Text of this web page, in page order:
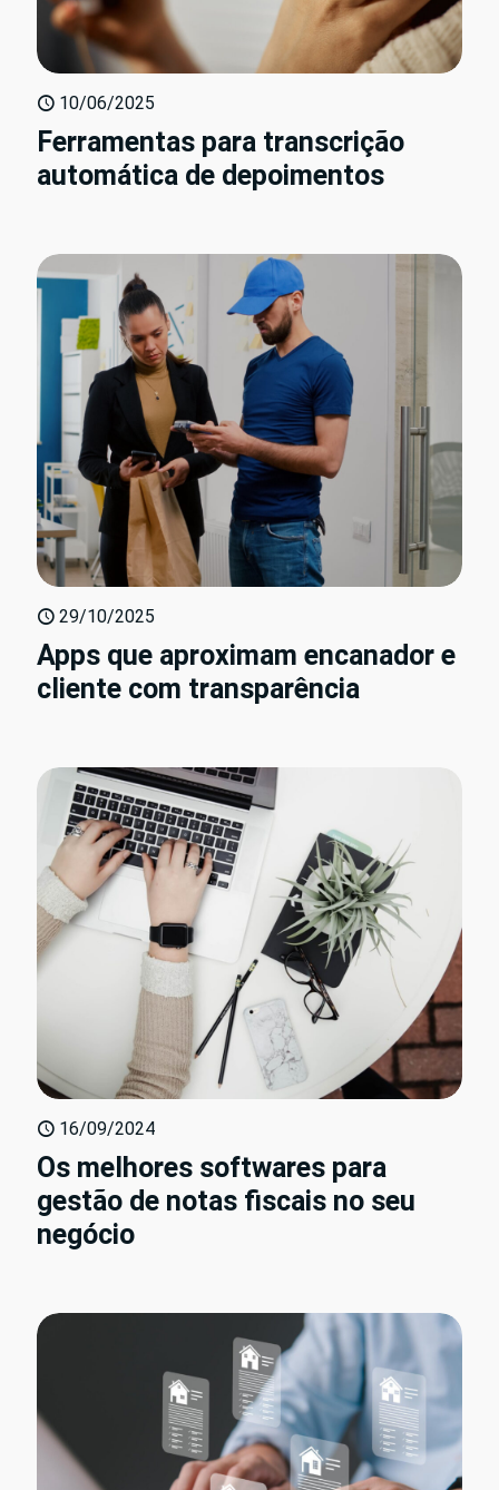
10/06/2025
Ferramentas para transcrição
automática de depoimentos
29/10/2025
Apps que aproximam encanador e
cliente com transparência
16/09/2024
Os melhores softwares para
gestão de notas fiscais no seu
negócio